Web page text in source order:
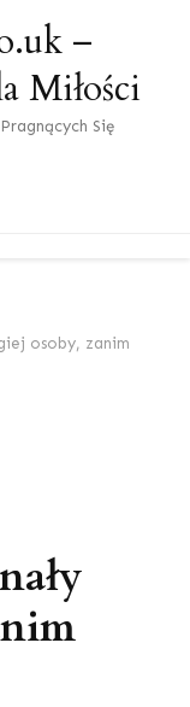
–
Miłości
Się
osoby, zanim